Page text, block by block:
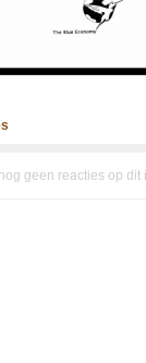
geen reacties op dit